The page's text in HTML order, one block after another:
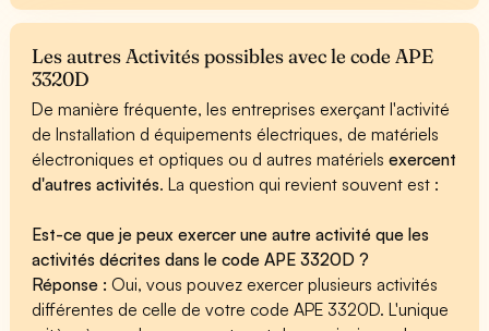
Les autres Activités possibles avec le code APE
3320D
De manière fréquente, les entreprises exerçant l'activité
de Installation d équipements électriques, de matériels
électroniques et optiques ou d autres matérielsexercent
d'autres activités. La question qui revient souvent est :
Est-ce que je peux exercer une autre activité que les
activités décrites dans le code APE 3320D ?
Réponse :Oui, vous pouvez exercer plusieurs activités
différentes de celle de votre code APE 3320D. L'unique